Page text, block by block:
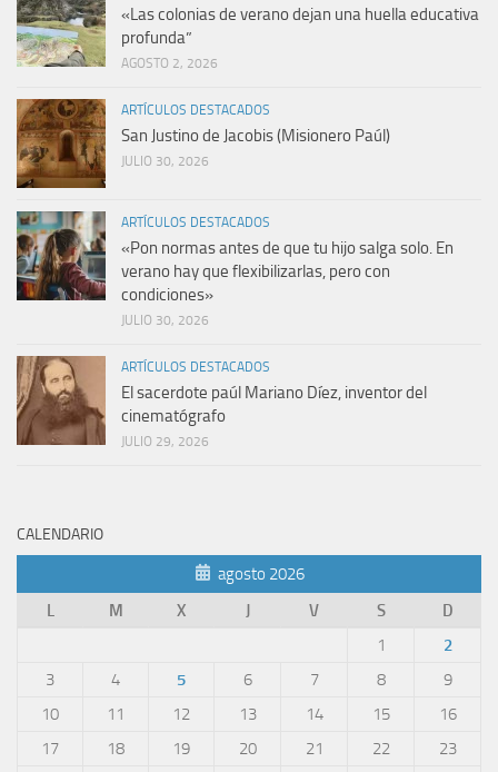
«Las colonias de verano dejan una huella educativa
profunda”
AGOSTO 2, 2026
ARTÍCULOS DESTACADOS
San Justino de Jacobis (Misionero Paúl)
JULIO 30, 2026
ARTÍCULOS DESTACADOS
«Pon normas antes de que tu hijo salga solo. En
verano hay que flexibilizarlas, pero con
condiciones»
JULIO 30, 2026
ARTÍCULOS DESTACADOS
El sacerdote paúl Mariano Díez, inventor del
cinematógrafo
JULIO 29, 2026
CALENDARIO
agosto 2026
L
M X J V S
D
1
2
3
4 5 6 7 8
9
10
11 12 13 14 15
16
17
18 19 20 21 22
23